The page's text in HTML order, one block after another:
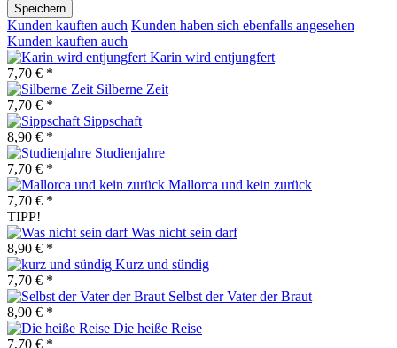
Speichern
Kunden kauften auch Kunden haben sich ebenfalls angesehen
Kunden kauften auch
Karin wird entjungfert
7,70 € *
Silberne Zeit
7,70 € *
Sippschaft
8,90 € *
Studienjahre
7,70 € *
Mallorca und kein zurück
7,70 € *
TIPP!
Was nicht sein darf
8,90 € *
Kurz und sündig
7,70 € *
Selbst der Vater der Braut
8,90 € *
Die heiße Reise
7,70 € *